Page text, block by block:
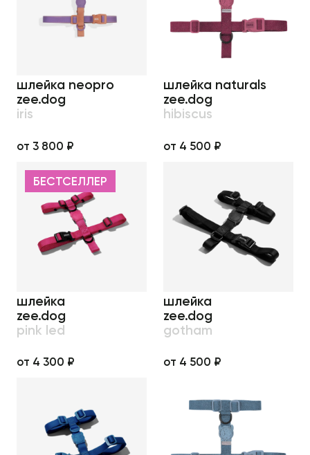
шлейка neopro
zee.dog
iris
от 3 800 ₽
шлейка naturals
zee.dog
hibiscus
от 4 500 ₽
БЕСТСЕЛЛЕР
шлейка
zee.dog
pink led
от 4 300 ₽
шлейка
zee.dog
gotham
от 4 500 ₽